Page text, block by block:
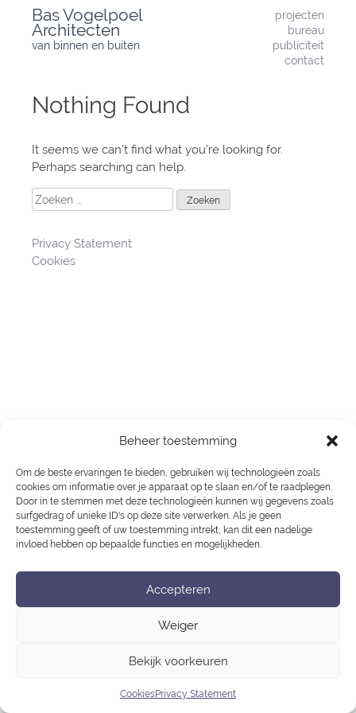
Beheer toestemming
Om de beste ervaringen te bieden, gebruiken wij technologieën zoals
cookies om informatie over je apparaat op te slaan en/of te raadplegen.
Door in te stemmen met deze technologieën kunnen wij gegevens zoals
surfgedrag of unieke ID's op deze site verwerken. Als je geen
toestemming geeft of uw toestemming intrekt, kan dit een nadelige
invloed hebben op bepaalde functies en mogelijkheden.
Accepteren
Weiger
Bekijk voorkeuren
CookiesPrivacy Statement
content
Bas Vogelpoel
Architecten
van binnen en buiten
projecten
bureau
publiciteit
contact
Nothing Found
It seems we can’t find what you’re looking for.
Perhaps searching can help.
Zoeken
naar:
Privacy Statement
Cookies